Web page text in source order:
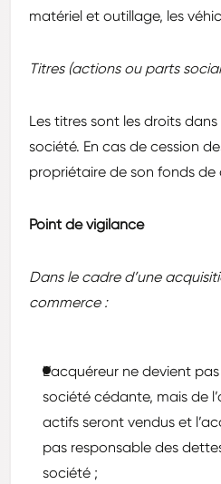
matériel et outillage, les
Titres (actions ou parts
Les titres sont les droits
société. En cas de cession
propriétaire de son fonds de
Point de vigilance
Dans le cadre d’une
commerce :
L’acquéreur ne devient
société cédante, mais de
actifs seront vendus et
pas responsable des
société ;